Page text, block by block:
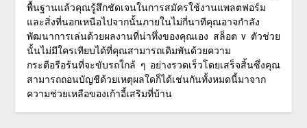
พื้นฐานแล้วคุณรู้สึกชัดเจนในการสมัครใช้งานแพลตฟอร์ม
และสิ่งที่นอกเหนือไปจากนั้นภายในไม่กี่นาทีคุณอาจกำลัง
พัฒนาการเล่นด้วยผลงานที่น่าทึ่งของคุณเอง สล็อต v ตัวช่วย
นั้นไม่มีใครเทียบได้ที่คุณสามารถเดิมพันด้วยความ
กระตือรือร้นที่จะขับรถใกล้ ๆ อย่างรวดเร็วโดยเสร็จสิ้นซึ่งคุณ
สามารถถอนบัญชีด้วยเหตุผลใดก็ได้เช่นกันทั้งหมดนี้มาจาก
ความช่วยเหลือของเก้าอี้เสริมที่บ้าน